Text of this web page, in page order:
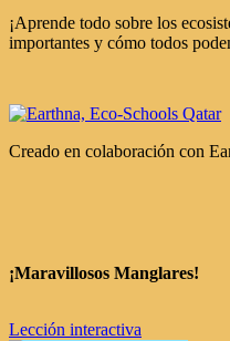
¡Aprende todo sobre los
importantes y cómo todos
Creado en colaboración con
¡Maravillosos Manglares!
Lección interactiva